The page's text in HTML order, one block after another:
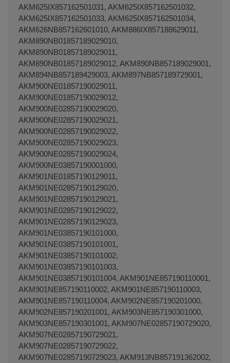
AKM625IX857162501031, AKM625IX857162501032,
AKM625IX857162501033, AKM625IX857162501034,
AKM626NB857162601010, AKM886IX857188629011,
AKM890NB01857189029010,
AKM890NB01857189029011,
AKM890NB01857189029012, AKM890NB857189029001,
AKM894NB857189429003, AKM897NB857189729001,
AKM900NE01857190029011,
AKM900NE01857190029012,
AKM900NE02857190029020,
AKM900NE02857190029021,
AKM900NE02857190029022,
AKM900NE02857190029023,
AKM900NE02857190029024,
AKM900NE03857190001000,
AKM901NE01857190129011,
AKM901NE02857190129020,
AKM901NE02857190129021,
AKM901NE02857190129022,
AKM901NE02857190129023,
AKM901NE03857190101000,
AKM901NE03857190101001,
AKM901NE03857190101002,
AKM901NE03857190101003,
AKM901NE03857190101004, AKM901NE857190110001,
AKM901NE857190110002, AKM901NE857190110003,
AKM901NE857190110004, AKM902NE857190201000,
AKM902NE857190201001, AKM903NE857190301000,
AKM903NE857190301001, AKM907NE02857190729020,
AKM907NE02857190729021,
AKM907NE02857190729022,
AKM907NE02857190729023, AKM913NB857191362002,